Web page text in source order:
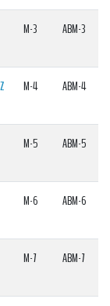
M-3 ABM-3
M-4 ABM-4
M-5 ABM-5
M-6 ABM-6
M-7 ABM-7